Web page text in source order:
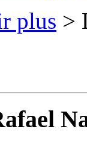
plus >